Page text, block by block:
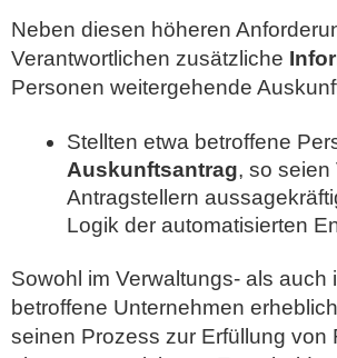
Neben diesen höheren
Verantwortlichen zusätzliche
Personen weitergehende
Stellten etwa betroffene
Auskunftsantrag, so seien
Antragstellern
Logik der automatisierten
Sowohl im Verwaltungs- als
betroffene Unternehmen
seinen Prozess zur Erfüllung